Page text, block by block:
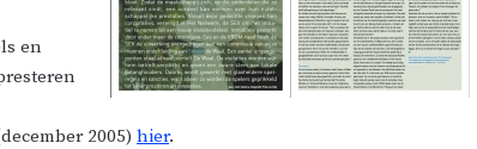
en
2005) hier.